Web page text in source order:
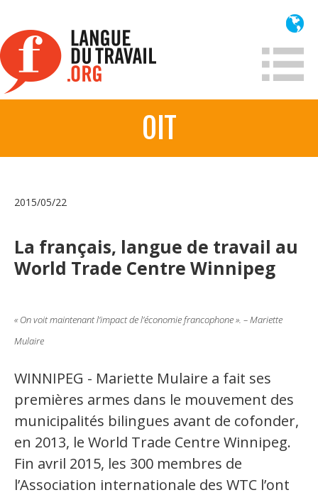
contenu
principal
Qui sommes-nous?
Historique
Information
Lois et jurisprudence
Organismes de la langue française
Organismes de la langue française
Publications
Francophonie internationale
Expressions et jeux de lettres
Vidéos
OIT
2015/05/22
La français, langue de travail au
World Trade Centre Winnipeg
« On voit maintenant l’impact de l’économie francophone ». – Mariette
Mulaire
WINNIPEG - Mariette Mulaire a fait ses
premières armes dans le mouvement des
municipalités bilingues avant de cofonder,
en 2013, le World Trade Centre Winnipeg.
Fin avril 2015, les 300 membres de
l’Association internationale des WTC l’ont